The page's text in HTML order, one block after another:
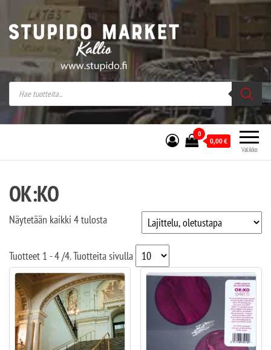
Stupido Market – verkossa ja kivijalassa
Stupido Market on vaihtoehtomusaan
erikoistunut verkko- sekä
kivijalkakauppa Helsingissä Kallion
sydämessä.
Valikko
0
0,00€
OK:KO
Näytetään kaikki 4 tulosta
Tuotteet 1 - 4/4. Tuotteita sivulla